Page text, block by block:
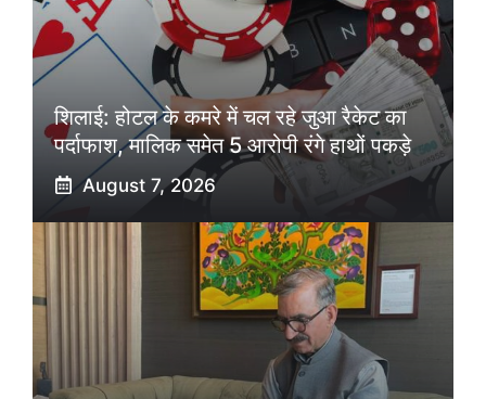
शिलाई: होटल के कमरे में चल रहे जुआ रैकेट का
पर्दाफाश, मालिक समेत 5 आरोपी रंगे हाथों पकड़े
August 7, 2026